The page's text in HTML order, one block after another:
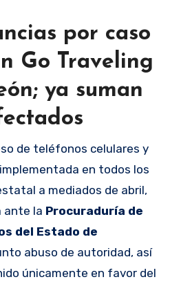
por caso
Go Traveling
ya suman
de teléfonos celulares y
en todos los
a mediados de abril,
ante la Procuraduría de
del Estado de
abuso de autoridad, así
únicamente en favor del